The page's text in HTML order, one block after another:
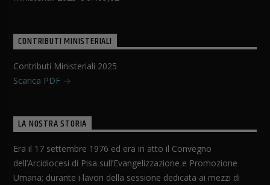
CONTRIBUTI MINISTERIALI
Contributi Ministeriali 2025
Scarica PDF
LA NOSTRA STORIA
Era il 17 settembre 1976 ed era in atto il Convegno
dell’Arcidiocesi di Pisa sull’Evangelizzazione e Promozione
Umana; durante i lavori della sessione dedicata ai mezzi di